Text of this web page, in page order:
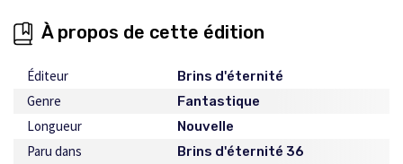
À propos de cette édition
Éditeur Brins d'éternité
Genre Fantastique
Longueur Nouvelle
Paru dans Brins d'éternité 36